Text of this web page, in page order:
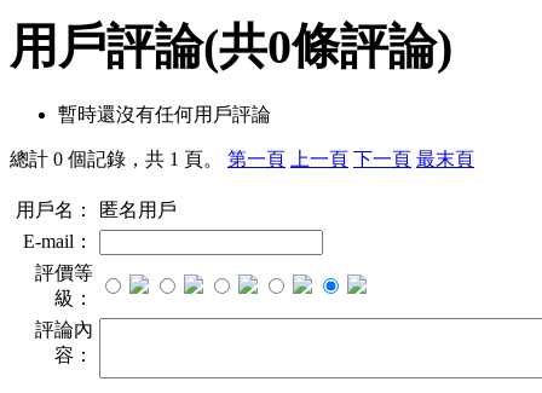
用戶評論(共0條評論)
暫時還沒有任何用戶評論
總計 0 個記錄，共 1 頁。 第一頁 上一頁 下一頁 最末頁
用戶名：
匿名用戶
E-mail：
評價等
級：
評論內
容：